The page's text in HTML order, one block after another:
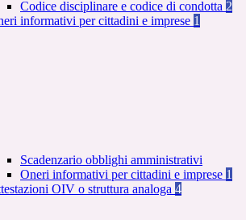
Codice disciplinare e codice di condotta 2
informativi per cittadini e imprese 1
Scadenzario obblighi amministrativi
Oneri informativi per cittadini e imprese 1
OIV o struttura analoga 4